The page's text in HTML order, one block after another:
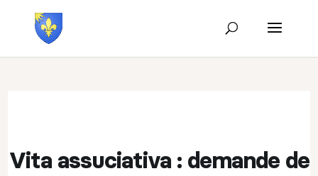
Vita assuciativa : demande de